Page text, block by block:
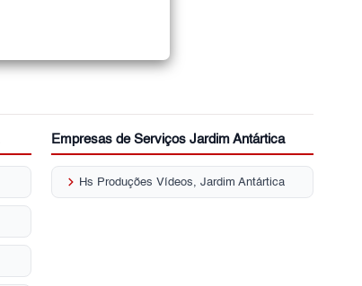
Empresas de Serviços Jardim Antártica
keyboard_arrow_right Hs Produções Vídeos, Jardim Antártica